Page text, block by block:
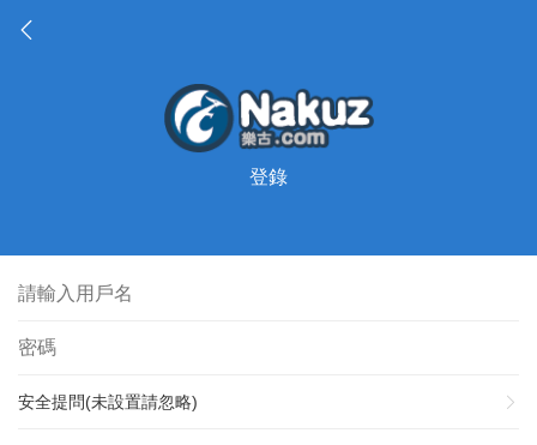
登錄
安全提問(未設置請忽略)